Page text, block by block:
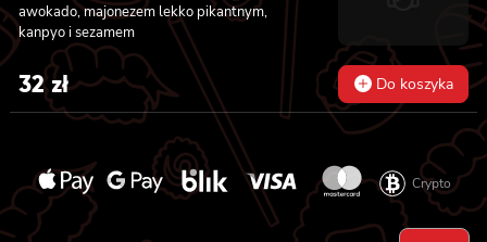
tofu, ogórkiem, oshinko i sałatą, 6x futomaki z
kanpyo i porem w tempurze, ogórkiem,
sałatą
awokado, majonezem lekko pikantnym,
kanpyo i sezamem
32zł Do koszyka
Crypto